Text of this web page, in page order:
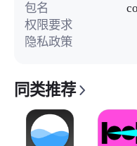
包名
权限要求
隐私政策
同类推荐